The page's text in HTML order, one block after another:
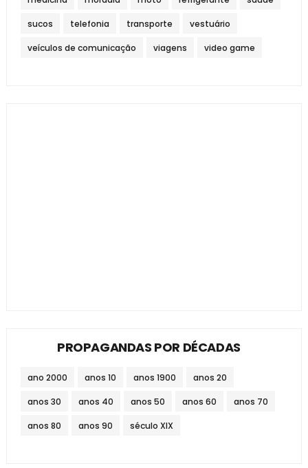
sucos telefonia transporte vestuário
veículos de comunicação viagens video game
PROPAGANDAS POR DÉCADAS
ano 2000 anos 10 anos 1900 anos 20
anos 30 anos 40 anos 50 anos 60 anos 70
anos 80 anos 90 século XIX